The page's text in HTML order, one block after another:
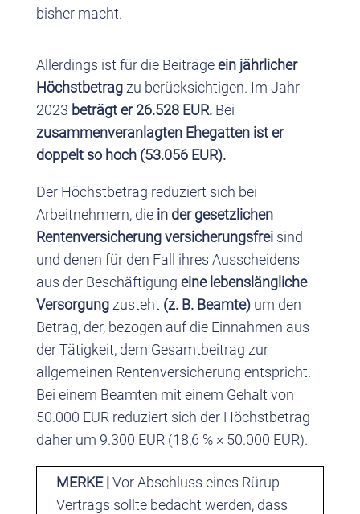
bisher macht.
Allerdings ist für die Beiträgeein jährlicher
Höchstbetrag zu berücksichtigen. Im Jahr
2023 beträgt er 26.528 EUR.Bei
zusammenveranlagten Ehegatten ist er
doppelt so hoch (53.056 EUR).
Der Höchstbetrag reduziert sich bei
Arbeitnehmern, die in der gesetzlichen
Rentenversicherung versicherungsfreisind
und denen für den Fall ihres Ausscheidens
aus der Beschäftigung eine lebenslängliche
Versorgungzusteht (z. B. Beamte)um den
Betrag, der, bezogen auf die Einnahmen aus
der Tätigkeit, dem Gesamtbeitrag zur
allgemeinen Rentenversicherung entspricht.
Bei einem Beamten mit einem Gehalt von
50.000 EUR reduziert sich der Höchstbetrag
daher um 9.300 EUR (18,6 % × 50.000 EUR).
MERKE| Vor Abschluss eines Rürup-
Vertrags sollte bedacht werden, dass